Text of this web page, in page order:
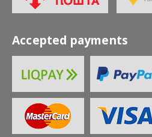
Accepted payments